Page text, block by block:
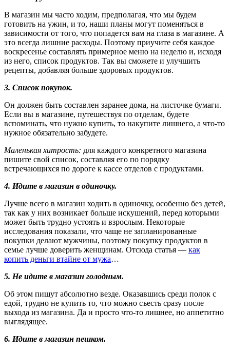
В магазин мы часто ходим, предполагая, что мы будем
готовить на ужин, и то, наши планы могут поменяться в
зависимости от того, что попадется вам на глаза в магазине. А
это всегда лишние расходы. Поэтому приучите себя каждое
воскресенье составлять примерное меню на неделю и, исходя
из него, список продуктов. Так вы сможете и улучшить
рецепты, добавляя больше здоровых продуктов.
3. Список покупок.
Он должен быть составлен заранее дома, на листочке бумаги.
Если вы в магазине, путешествуя по отделам, будете
вспоминать, что нужно купить, то накупите лишнего, а что-то
нужное обязательно забудете.
Маленькая хитрость: для каждого конкретного магазина
пишите свой список, составляя его по порядку
встречающихся по дороге к кассе отделов с продуктами.
4. Идите в магазин в одиночку.
Лучше всего в магазин ходить в одиночку, особенно без детей,
так как у них возникает больше искушений, перед которыми
может быть трудно устоять и взрослым. Некоторые
исследования показали, что чаще не запланированные
покупки делают мужчины, поэтому покупку продуктов в
семье лучше доверить женщинам. Отсюда статья — как
копить деньги втайне от мужа…
5. Не идите в магазин голодным.
Об этом пишут абсолютно везде. Оказавшись среди полок с
едой, трудно не купить то, что можно съесть сразу после
выхода из магазина. Да и просто что-то лишнее, но аппетитно
выглядящее.
6. Идите в магазин пешком.